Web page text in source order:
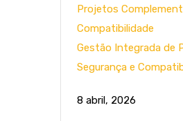
Gestão Integrada de
Segurança e
8 abril, 2026